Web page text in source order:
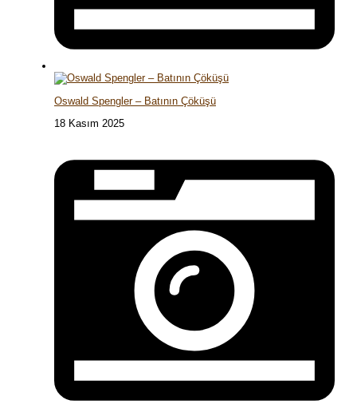
Oswald Spengler – Batının Çöküşü
18 Kasım 2025